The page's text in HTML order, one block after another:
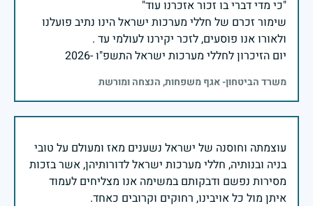
שימור זכרם של חללי מערכות ישראל הינו נתיב פועלנו
יום הזיכרון לחללי מערכות ישראל התשפ"ו -2026
משרד הביטחון- אגף משפחות, הנצחה ומורשת
עוצמתה וחוסנה של ישראל נשענים מאז ומעולם על טובי
בניה ובנותיה, חללי מערכות ישראל לדורותיהן, אשר בזכות
מסירות נפשם ודבקותם במשימה אנו מצליחים לעמוד